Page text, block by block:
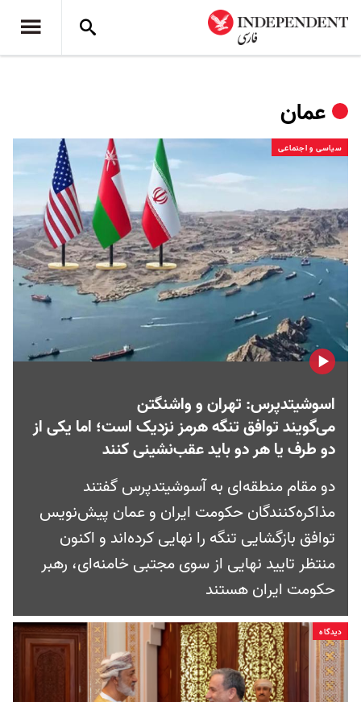
عمان
سیاسی و اجتماعی
اسوشیتدپرس: تهران و واشنگتن
می‌گویند توافق تنگه هرمز نزدیک است؛ اما یکی از
دو طرف یا هر دو باید عقب‌نشینی کنند
دو مقام منطقه‌ای به آسوشیتدپرس گفتند
مذاکره‌کنندگان حکومت ایران و عمان پیش‌نویس
توافق بازگشایی تنگه را نهایی کرده‌اند و اکنون
منتظر تایید نهایی از سوی مجتبی خامنه‌ای، رهبر
حکومت ایران هستند
دیدگاه